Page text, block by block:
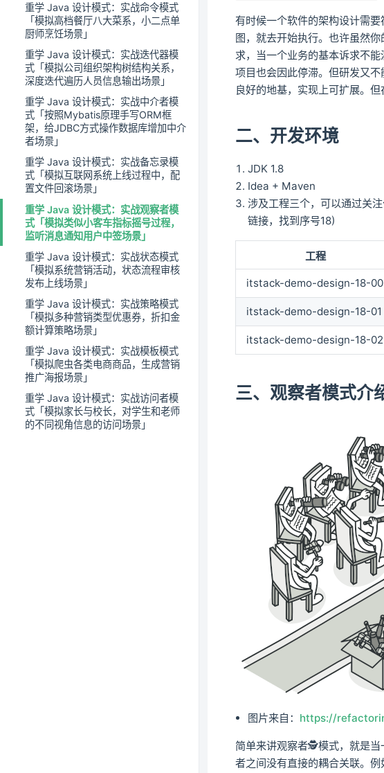
重学 Java 设计模式：实战命令模式
「模拟高档餐厅八大菜系，小二点单
厨师烹饪场景」
重学 Java 设计模式：实战迭代器模
式「模拟公司组织架构树结构关系，
深度迭代遍历人员信息输出场景」
重学 Java 设计模式：实战中介者模
式「按照Mybatis原理手写ORM框
架，给JDBC方式操作数据库增加中介
者场景」
重学 Java 设计模式：实战备忘录模
式「模拟互联网系统上线过程中，配
置文件回滚场景」
重学 Java 设计模式：实战观察者模
式「模拟类似小客车指标摇号过程，
监听消息通知用户中签场景」
重学 Java 设计模式：实战状态模式
「模拟系统营销活动，状态流程审核
发布上线场景」
重学 Java 设计模式：实战策略模式
「模拟多种营销类型优惠券，折扣金
额计算策略场景」
重学 Java 设计模式：实战模板模式
「模拟爬虫各类电商商品，生成营销
推广海报场景」
重学 Java 设计模式：实战访问者模
式「模拟家长与校长，对学生和老师
的不同视角信息的访问场景」
有时候一个软件的架构设计需
图，就去开始执行。也许虽然
求，当一个业务的基本诉求不
项目也会因此停滞。但研发又
良好的地基，实现上可扩展。
二、开发环境
JDK 1.8
Idea + Maven
涉及工程三个，可以通过关注
链接，找到序号18)
工程
itstack-demo-design-18-00
itstack-demo-design-18-01
itstack-demo-design-18-02
三、观察者模式介
图片来自： https://
简单来讲观察者🕵模式，就是当
者之间没有直接的耦合关联。例